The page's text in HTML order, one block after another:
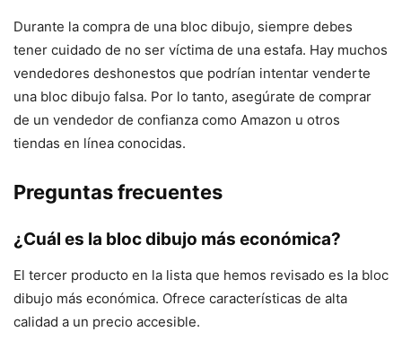
Durante la compra de una bloc dibujo, siempre debes
tener cuidado de no ser víctima de una estafa. Hay muchos
vendedores deshonestos que podrían intentar venderte
una bloc dibujo falsa. Por lo tanto, asegúrate de comprar
de un vendedor de confianza como Amazon u otros
tiendas en línea conocidas.
Preguntas frecuentes
¿Cuál es la bloc dibujo más económica?
El tercer producto en la lista que hemos revisado es la bloc
dibujo más económica. Ofrece características de alta
calidad a un precio accesible.